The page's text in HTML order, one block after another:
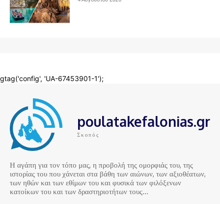
poulatakefalonias.gr
Σκοπός
Η αγάπη για τον τόπο μας, η προβολή της ομορφιάς του, της
ιστορίας του που χάνεται στα βάθη των αιώνων, των αξιοθέατων,
των ηθών και των εθίμων του και φυσικά των φιλόξενων
κατοίκων του και των δραστηριοτήτων τους…